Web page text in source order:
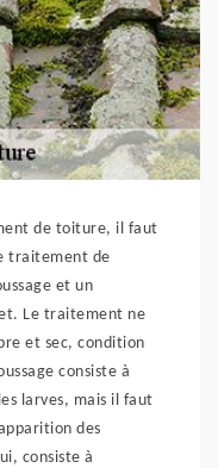
de toiture, il faut
traitement de
et un
Le traitement ne
et sec, condition
consiste à
larves, mais il faut
des
consiste à